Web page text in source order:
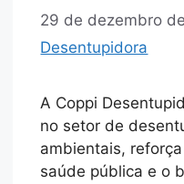
29 de dezembro
Desentupidora
A Coppi
no setor de
ambientais,
saúde pública e o